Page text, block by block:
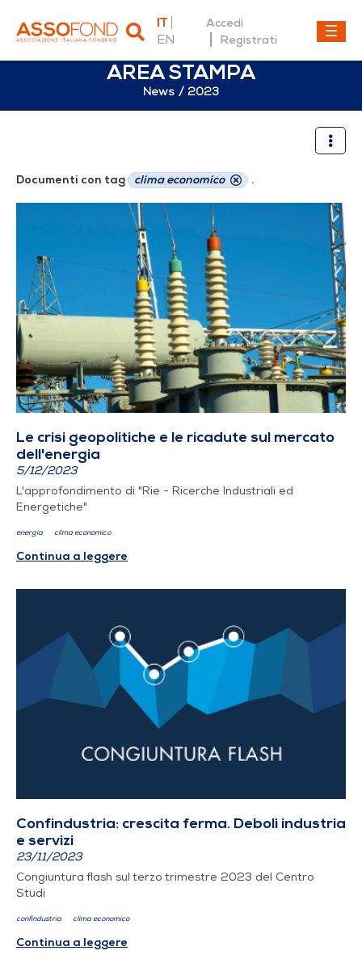
IT
EN
Accedi
Registrati
AREA STAMPA
News 2023
Documenti con tag clima economico .
Le crisi geopolitiche e le ricadute sul mercato
dell'energia
5/12/2023
L'approfondimento di "Rie - Ricerche Industriali ed
Energetiche"
energia clima economico
Continua a leggere
Confindustria: crescita ferma. Deboli industria
e servizi
23/11/2023
Congiuntura flash sul terzo trimestre 2023 del Centro
Studi
confindustria clima economico
Continua a leggere